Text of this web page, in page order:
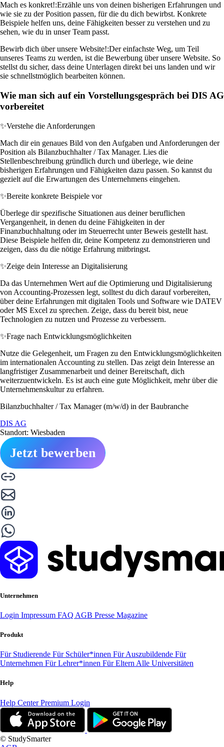
Mach es konkret!:Erzähle uns von deinen bisherigen Erfahrungen und
wie sie zu der Position passen, für die du dich bewirbst. Konkrete
Beispiele helfen uns, deine Fähigkeiten besser zu verstehen und zu
sehen, wie du in unser Team passt.
Bewirb dich über unsere Website!:Der einfachste Weg, um Teil
unseres Teams zu werden, ist die Bewerbung über unsere Website. So
stellst du sicher, dass deine Unterlagen direkt bei uns landen und wir
sie schnellstmöglich bearbeiten können.
Wie man sich auf ein Vorstellungsgespräch bei DIS AG
vorbereitet
✨Verstehe die Anforderungen
Mach dir ein genaues Bild von den Aufgaben und Anforderungen der
Position als Bilanzbuchhalter / Tax Manager. Lies die
Stellenbeschreibung gründlich durch und überlege, wie deine
bisherigen Erfahrungen und Fähigkeiten dazu passen. So kannst du
gezielt auf die Erwartungen des Unternehmens eingehen.
✨Bereite konkrete Beispiele vor
Überlege dir spezifische Situationen aus deiner beruflichen
Vergangenheit, in denen du deine Fähigkeiten in der
Finanzbuchhaltung oder im Steuerrecht unter Beweis gestellt hast.
Diese Beispiele helfen dir, deine Kompetenz zu demonstrieren und
zeigen, dass du die nötige Erfahrung mitbringst.
✨Zeige dein Interesse an Digitalisierung
Da das Unternehmen Wert auf die Optimierung und Digitalisierung
von Accounting-Prozessen legt, solltest du dich darauf vorbereiten,
über deine Erfahrungen mit digitalen Tools und Software wie DATEV
oder MS Excel zu sprechen. Zeige, dass du bereit bist, neue
Technologien zu nutzen und Prozesse zu verbessern.
✨Frage nach Entwicklungsmöglichkeiten
Nutze die Gelegenheit, um Fragen zu den Entwicklungsmöglichkeiten
im internationalen Accounting zu stellen. Das zeigt dein Interesse an
langfristiger Zusammenarbeit und deiner Bereitschaft, dich
weiterzuentwickeln. Es ist auch eine gute Möglichkeit, mehr über die
Unternehmenskultur zu erfahren.
Bilanzbuchhalter / Tax Manager (m/w/d) in der Baubranche
DIS AG
Standort: Wiesbaden
Jetzt bewerben
Unternehmen
Login Impressum FAQ AGB Presse Magazine
Produkt
Für Studierende Für Schüler*innen Für Auszubildende Für
Unternehmen Für Lehrer*innen Für Eltern Alle Universitäten
Help
Help CenterPremium Login
© StudySmarter